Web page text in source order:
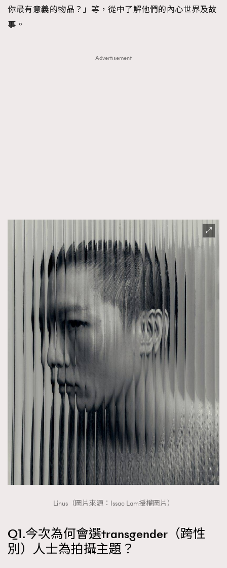
你最有意義的物品？」等，從中了解他們的內心世界及故
事。
Advertisement
Linus（圖片來源：Issac Lam授權圖片）
Q1.今次為何會選transgender（跨性
別）人士為拍攝主題？